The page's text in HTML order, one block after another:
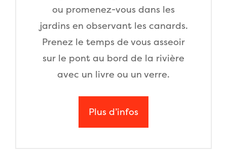
ou promenez-vous dans les
jardins en observant les canards.
Prenez le temps de vous asseoir
sur le pont au bord de la rivière
avec un livre ou un verre.
Plus d’infos